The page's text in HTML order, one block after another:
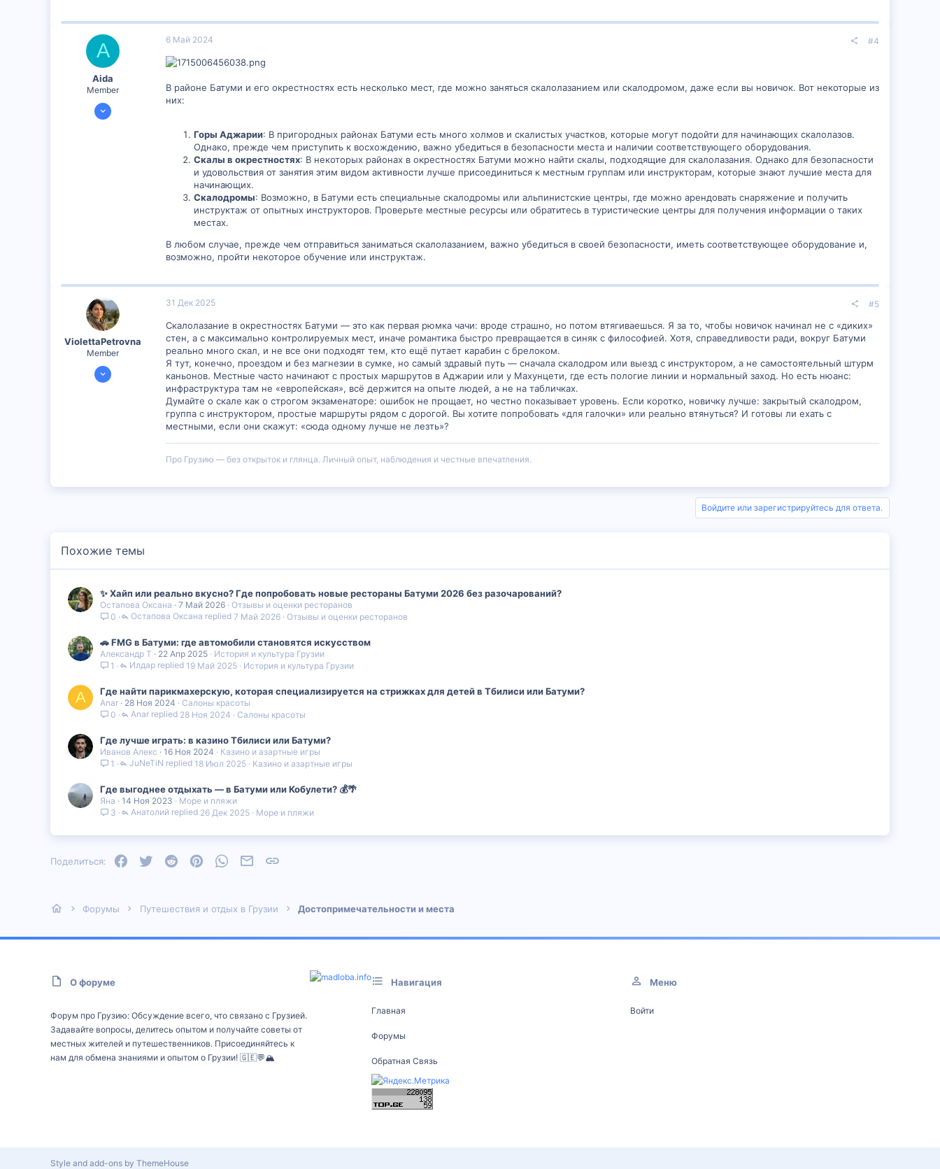
A
Aida
Member
6 Май 2024
6 Май 2024 #4
В районе Батуми и его окрестностях есть несколько мест, где можно заняться скалолазанием или скалодромом, даже если вы новичок. Вот некоторые из
них:
Горы Аджарии: В пригородных районах Батуми есть много холмов и скалистых участков, которые могут подойти для начинающих скалолазов.
Однако, прежде чем приступить к восхождению, важно убедиться в безопасности места и наличии соответствующего оборудования.
Скалы в окрестностях: В некоторых районах в окрестностях Батуми можно найти скалы, подходящие для скалолазания. Однако для безопасности
и удовольствия от занятия этим видом активности лучше присоединиться к местным группам или инструкторам, которые знают лучшие места для
начинающих.
Скалодромы: Возможно, в Батуми есть специальные скалодромы или альпинистские центры, где можно арендовать снаряжение и получить
инструктаж от опытных инструкторов. Проверьте местные ресурсы или обратитесь в туристические центры для получения информации о таких
местах.
В любом случае, прежде чем отправиться заниматься скалолазанием, важно убедиться в своей безопасности, иметь соответствующее оборудование и,
возможно, пройти некоторое обучение или инструктаж.
ViolettaPetrovna
Member
28 Дек 2025
31 Дек 2025 #5
Скалолазание в окрестностях Батуми — это как первая рюмка чачи: вроде страшно, но потом втягиваешься. Я за то, чтобы новичок начинал не с «диких»
стен, а с максимально контролируемых мест, иначе романтика быстро превращается в синяк с философией. Хотя, справедливости ради, вокруг Батуми
реально много скал, и не все они подходят тем, кто ещё путает карабин с брелоком.
Я тут, конечно, проездом и без магнезии в сумке, но самый здравый путь — сначала скалодром или выезд с инструктором, а не самостоятельный штурм
каньонов. Местные часто начинают с простых маршрутов в Аджарии или у Махунцети, где есть пологие линии и нормальный заход. Но есть нюанс:
инфраструктура там не «европейская», всё держится на опыте людей, а не на табличках.
Думайте о скале как о строгом экзаменаторе: ошибок не прощает, но честно показывает уровень. Если коротко, новичку лучше: закрытый скалодром,
группа с инструктором, простые маршруты рядом с дорогой. Вы хотите попробовать «для галочки» или реально втянуться? И готовы ли ехать с
местными, если они скажут: «сюда одному лучше не лезть»?
Про Грузию — без открыток и глянца. Личный опыт, наблюдения и честные впечатления.
Войдите или зарегистрируйтесь для ответа.
Похожие темы
✨ Хайп или реально вкусно? Где попробовать новые рестораны Батуми 2026 без разочарований?
Остапова Оксана 7 Май 2026 Отзывы и оценки ресторанов
0
Отзывы и оценки ресторанов
7 Май 2026
Остапова Оксана
🚗 FMG в Батуми: где автомобили становятся искусством
Александр Т 22 Апр 2025
История и культура Грузии
1
История и культура Грузии
19 Май 2025
Илдар
A Где найти парикмахерскую, которая специализируется на стрижках для детей в Тбилиси или Батуми?
Anar 28 Ноя 2024
Салоны красоты
0
Салоны красоты
28 Ноя 2024
Anar
Где лучше играть: в казино Тбилиси или Батуми?
Иванов Алекс 16 Ноя 2024
Казино и азартные игры
1
Казино и азартные игры
18 Июл 2025
JuNeTiN
Где выгоднее отдыхать — в Батуми или Кобулети? 💰🌴
Яна 14 Ноя 2023
Море и пляжи
3
Море и пляжи
26 Дек 2025
Анатолий
Поделиться: Facebook
Twitter Reddit PinterestWhatsAppЭлектронная почта
Форумы Путешествия и отдых в Грузии Достопримечательности и места
О форуме
Форум про Грузию: Обсуждение всего, что связано с Грузией.
Задавайте вопросы, делитесь опытом и получайте советы от
местных жителей и путешественников. Присоединяйтесь к
нам для обмена знаниями и опытом о Грузии! 🇬🇪💬🏔️
Навигация
Главная
Форумы
Обратная Связь
Меню
Войти
Style and add-ons by ThemeHouse